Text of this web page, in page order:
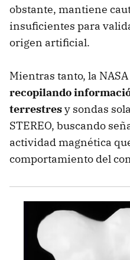
obstante, mantiene
insuficientes para
origen artificial.
Mientras tanto, la NASA
recopilando
terrestresy sondas
STEREO, buscando
actividad magnética
comportamiento del